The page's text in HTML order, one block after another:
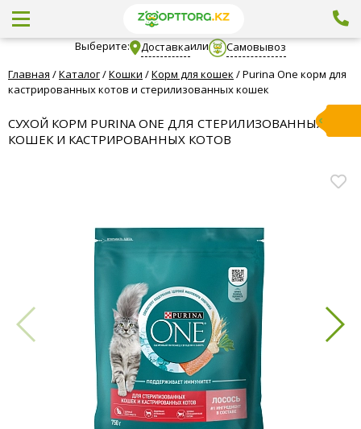
Выберите: Доставкаили
Самовывоз
Главная /Каталог/Кошки /Корм для кошек /Purina One корм для
кастрированных котов и стерилизованных кошек
СУХОЙ КОРМ PURINA ONE ДЛЯ СТЕРИЛИЗОВАННЫХ
КОШЕК И КАСТРИРОВАННЫХ КОТОВ